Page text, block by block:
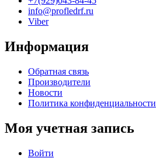
info@profledrf.ru
Viber
Информация
Обратная связь
Производители
Новости
Политика конфиденциальности
Моя учетная запись
Войти